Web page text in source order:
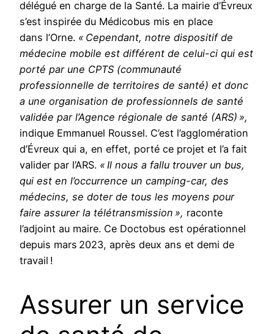
délégué en charge de la Santé. La mairie d’Évreux
s’est inspirée du Médicobus mis en place
dans l’Orne. « Cependant, notre dispositif de
médecine mobile est différent de celui-ci qui est
porté par une CPTS (communauté
professionnelle de territoires de santé) et donc
a une organisation de professionnels de santé
validée par l’Agence régionale de santé (ARS) »,
indique Emmanuel Roussel. C’est l’agglomération
d’Évreux qui a, en effet, porté ce projet et l’a fait
valider par l’ARS. « Il nous a fallu trouver un bus,
qui est en l’occurrence un camping-car, des
médecins, se doter de tous les moyens pour
faire assurer la télétransmission », raconte
l’adjoint au maire. Ce Doctobus est opérationnel
depuis mars 2023, après deux ans et demi de
travail !
Assurer un service